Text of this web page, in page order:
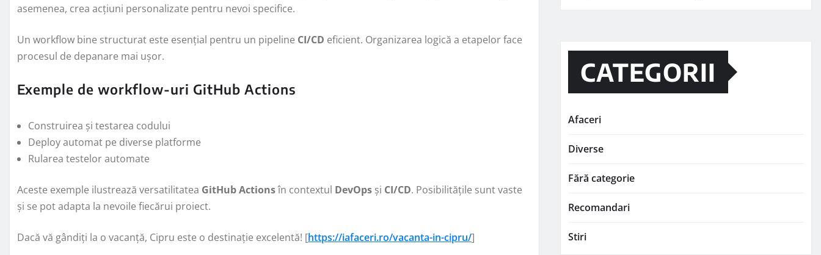
asemenea, crea acțiuni personalizate pentru nevoi specifice.
Un workflow bine structurat este esențial pentru un pipeline CI/CD eficient. Organizarea logică a etapelor face
procesul de depanare mai ușor.
Exemple de workflow-uri GitHub Actions
Construirea și testarea codului
Deploy automat pe diverse platforme
Rularea testelor automate
Aceste exemple ilustrează versatilitatea GitHub Actionsîn contextul DevOps și CI/CD. Posibilitățile sunt vaste
și se pot adapta la nevoile fiecărui proiect.
Dacă vă gândiți la o vacanță, Cipru este o destinație excelentă! [https://iafaceri.ro/vacanta-in-cipru/]
CATEGORII
Afaceri
Diverse
Fără categorie
Recomandari
Stiri